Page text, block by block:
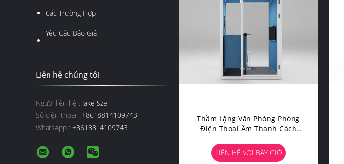
Các Trường Hợp
Yêu Cầu Báo Giá
Liên hệ chúng tôi
Người liên hệ : Jake Sze
Số điện thoại : +8618814109743
WhatsApp : +8618814109743
Thầm Lặng Văn Phòng Phòng
Điện Thoại Âm Thanh Cách
Trung Bình Cho 1 - 2 Người
LIÊN HỆ VỚI BÂY GIỜ